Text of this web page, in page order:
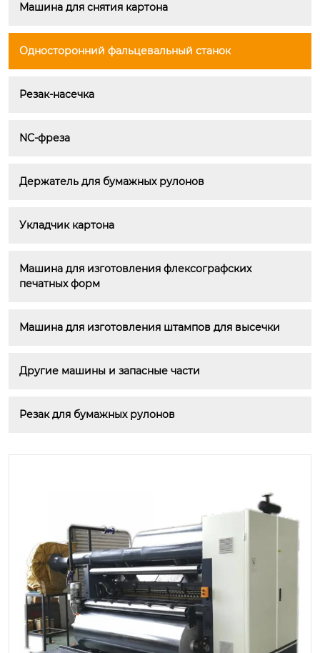
Машина для снятия картона
Односторонний фальцевальный станок
Резак-насечка
NC-фреза
Держатель для бумажных рулонов
Укладчик картона
Машина для изготовления флексографских
печатных форм
Машина для изготовления штампов для высечки
Другие машины и запасные части
Резак для бумажных рулонов